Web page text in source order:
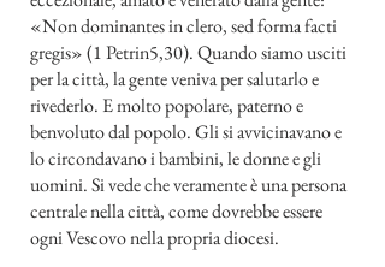
«Non dominantes in clero, sed forma facti
gregis» (1 Petrin5,30). Quando siamo usciti
per la città, la gente veniva per salutarlo e
rivederlo. E molto popolare, paterno e
benvoluto dal popolo. Gli si avvicinavano e
lo circondavano i bambini, le donne e gli
uomini. Si vede che veramente è una persona
centrale nella città, come dovrebbe essere
ogni Vescovo nella propria diocesi.